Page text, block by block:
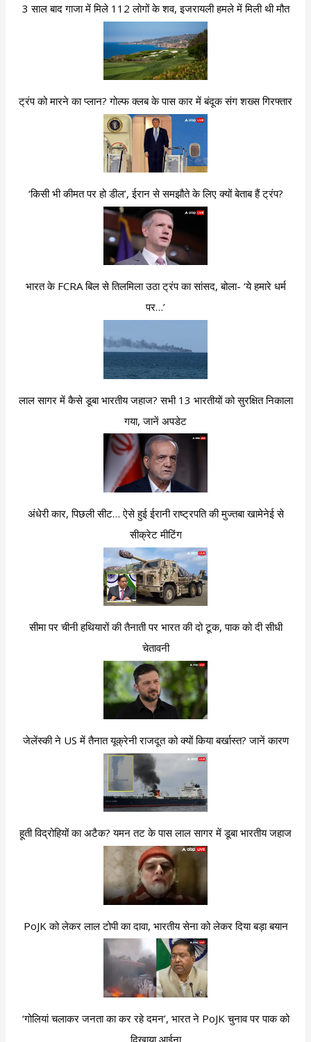
3 साल बाद गाजा में मिले 112 लोगों के शव, इजरायली हमले में मिली थी मौत
ट्रंप को मारने का प्लान? गोल्फ क्लब के पास कार में बंदूक संग शख्स गिरफ्तार
‘किसी भी कीमत पर हो डील’, ईरान से समझौते के लिए क्यों बेताब हैं ट्रंप?
भारत के FCRA बिल से तिलमिला उठा ट्रंप का सांसद, बोला- ‘ये हमारे धर्म
पर…’
लाल सागर में कैसे डूबा भारतीय जहाज? सभी 13 भारतीयों को सुरक्षित निकाला
गया, जानें अपडेट
अंधेरी कार, पिछली सीट… ऐसे हुई ईरानी राष्ट्रपति की मुज्तबा खामेनेई से
सीक्रेट मीटिंग
सीमा पर चीनी हथियारों की तैनाती पर भारत की दो टूक, पाक को दी सीधी
चेतावनी
जेलेंस्की ने US में तैनात यूक्रेनी राजदूत को क्यों किया बर्खास्त? जानें कारण
हूती विद्रोहियों का अटैक? यमन तट के पास लाल सागर में डूबा भारतीय जहाज
PoJK को लेकर लाल टोपी का दावा, भारतीय सेना को लेकर दिया बड़ा बयान
‘गोलियां चलाकर जनता का कर रहे दमन’, भारत ने PoJK चुनाव पर पाक को
दिखाया आईना